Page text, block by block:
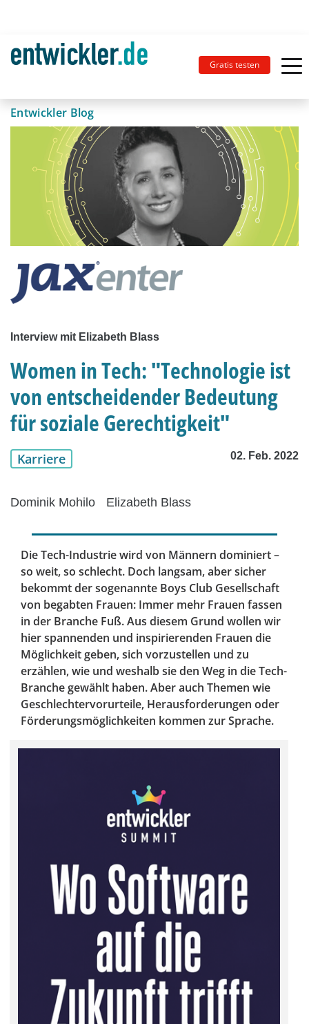
Gratis testen
Entwickler Blog
Interview mit Elizabeth Blass
Women in Tech: "Technologie ist
von entscheidender Bedeutung
für soziale Gerechtigkeit"
Karriere 02. Feb. 2022
Dominik Mohilo Elizabeth Blass
Die Tech-Industrie wird von Männern dominiert –
so weit, so schlecht. Doch langsam, aber sicher
bekommt der sogenannte Boys Club Gesellschaft
von begabten Frauen: Immer mehr Frauen fassen
in der Branche Fuß. Aus diesem Grund wollen wir
hier spannenden und inspirierenden Frauen die
Möglichkeit geben, sich vorzustellen und zu
erzählen, wie und weshalb sie den Weg in die Tech-
Branche gewählt haben. Aber auch Themen wie
Geschlechtervorurteile, Herausforderungen oder
Förderungsmöglichkeiten kommen zur Sprache.